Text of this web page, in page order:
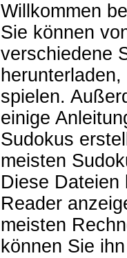
Willkommen
Sie können
verschiedene
spielen.
einige
Sudokus
meisten
Diese Dateien
Reader
meisten
können Sie